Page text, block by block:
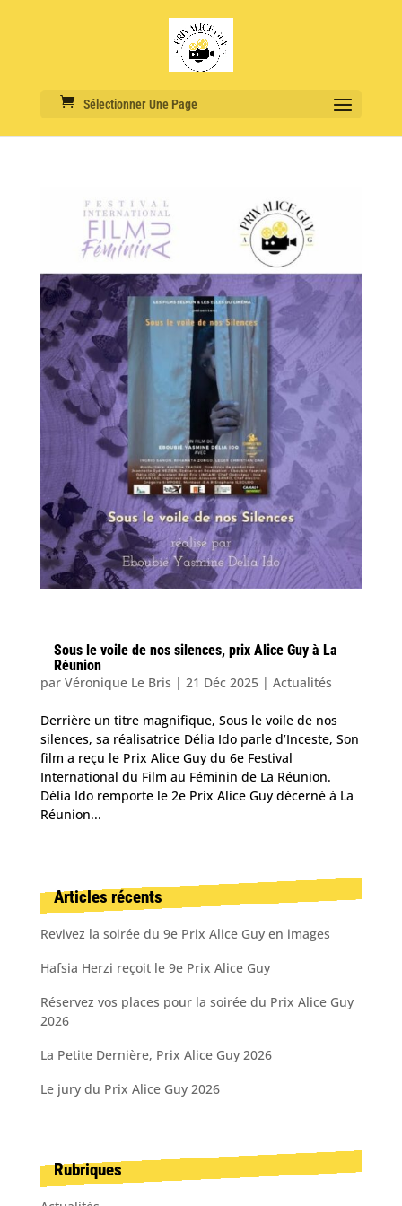
Sélectionner Une Page
Sous le voile de nos silences, prix Alice Guy à La
Réunion
par Véronique Le Bris | 21 Déc 2025| Actualités
Derrière un titre magnifique, Sous le voile de nos
silences, sa réalisatrice Délia Ido parle d’Inceste, Son
film a reçu le Prix Alice Guy du 6e Festival
International du Film au Féminin de La Réunion.
Délia Ido remporte le 2e Prix Alice Guy décerné à La
Réunion...
Articles récents
Revivez la soirée du 9e Prix Alice Guy en images
Hafsia Herzi reçoit le 9e Prix Alice Guy
Réservez vos places pour la soirée du Prix Alice Guy
2026
La Petite Dernière, Prix Alice Guy 2026
Le jury du Prix Alice Guy 2026
Rubriques